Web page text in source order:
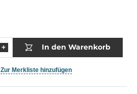
In den Warenkorb
Zur Merkliste hinzufügen